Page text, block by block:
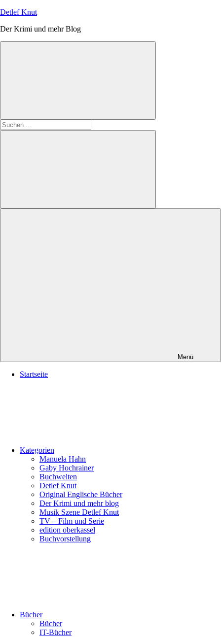
Zum
springen
Detlef Knut
Der Krimi und mehr Blog
Suchen
nach:
Suchen
Menü
Startseite
Kategorien
Manuela Hahn
Gaby Hochrainer
Buchwelten
Detlef Knut
Original Englische Bücher
Der Krimi und mehr blog
Musik Szene Detlef Knut
TV – Film und Serie
edition oberkassel
Buchvorstellung
Bücher
Bücher
IT-Bücher